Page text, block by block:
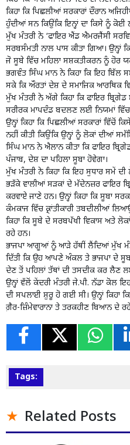
ਕਿਹਾ ਕਿ ਪਿਛਲੀਆਂ ਸਰਕਾਰਾਂ ਦੌਰਾਨ
ਹੁੰਦੀਆਂ ਸਨ ਕਿਉਂਕਿ ਇਨ੍ਹਾਂ ਦਾ ਕਿਸੇ ਨੂੰ ਕੋਈ
ਮੁੱਖ ਮੰਤਰੀ ਨੇ ‘ਫਾਇਰ ਐਂਡ ਐਮਰਜੈਂਸੀ
ਸਰਬਸੰਮਤੀ ਨਾਲ ਪਾਸ ਕੀਤਾ ਗਿਆ।
ਜੋ ਸੂਬੇ ਵਿੱਚ ਮਹਿਲਾ ਸਸ਼ਕਤੀਕਰਨ ਨੂੰ ਹੋਰ
ਭਗਵੰਤ ਸਿੰਘ ਮਾਨ ਨੇ ਕਿਹਾ ਕਿ ਇਹ ਬਿੱਲ
ਸਕੇ ਕਿ ਔਰਤਾਂ ਦੇਸ਼ ਦੇ ਸਮਾਜਿਕ ਆਰਥਿਕ
ਮੁੱਖ ਮੰਤਰੀ ਨੇ ਅੱਗੇ ਕਿਹਾ ਕਿ ਫਾਇਰ
ਸਰੀਰਕ ਮਾਪਦੰਡ ਬਦਲਣ ਲਈ ਨਿਯਮਾਂ
ਉਨ੍ਹਾਂ ਕਿਹਾ ਕਿ ਪਿਛਲੀਆਂ ਸਰਕਾਰਾਂ ਵਿੱਚੋਂ
ਨਹੀਂ ਕੀਤੀ ਕਿਉਂਕਿ ਉਨ੍ਹਾਂ ਨੂੰ ਲੋਕਾਂ ਦੀਆਂ
ਸਿੰਘ ਮਾਨ ਨੇ ਐਲਾਨ ਕੀਤਾ ਕਿ ਫਾਇਰ
ਪੰਜਾਬ, ਦੇਸ਼ ਦਾ ਪਹਿਲਾ ਸੂਬਾ ਹੋਵੇਗਾ।
ਮੁੱਖ ਮੰਤਰੀ ਨੇ ਕਿਹਾ ਕਿ ਇਹ ਸੁਧਾਰ ਸਮੇਂ
ਭੜੱਕੇ ਵਾਲੀਆਂ ਸੜਕਾਂ ਦੇ ਮੱਦੇਨਜ਼ਰ ਫਾਇਰ
ਕਰਵਾਏ ਜਾਣੇ ਹਨ। ਉਨ੍ਹਾਂ ਕਿਹਾ ਕਿ
ਕੰਮਕਾਜ ਵਿੱਚ ਕ੍ਰਾਂਤੀਕਾਰੀ ਤਬਦੀਲੀਆਂ
ਕਿਹਾ ਕਿ ਸੂਬੇ ਦੇ ਸਰਬਪੱਖੀ ਵਿਕਾਸ ਅਤੇ
ਰਹੇ ਹਨ।
ਭਾਜਪਾ ਆਗੂਆਂ ਨੂੰ ਆੜੇ ਹੱਥੀਂ ਲੈਂਦਿਆਂ ਮੁੱਖ
ਦਿੱਤੀ ਕਿ ਉਹ ਆਪਣੇ ਅੰਕਲ ਤੇ ਭਾਜਪਾ ਦੇ
ਦੇਣ ਤੋਂ ਪਹਿਲਾਂ ਤੱਥਾਂ ਦੀ ਤਸਦੀਕ ਕਰ ਲੈਣ
ਉਨ੍ਹਾਂ ਵੱਲੋਂ ਕੇਂਦਰੀ ਮੰਤਰੀ ਜੇ.ਪੀ. ਨੱਡਾ ਕੋਲ
ਦੀ ਸਪਲਾਈ ਸ਼ੁਰੂ ਹੋ ਗਈ ਸੀ। ਉਨ੍ਹਾਂ
ਗ਼ੈਰ-ਜ਼ਿੰਮੇਵਾਰਾਨਾ ਤੇ ਤਰਕਹੀਣ ਬਿਆਨ ਦੇ
Tags:
Related Posts